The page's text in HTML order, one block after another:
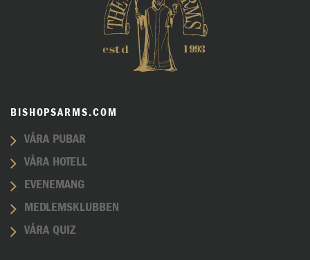
BISHOPSARMS.COM
VÅRA PUBAR
VÅRA HOTELL
EVENEMANG
MEDLEMSKLUBBEN
VÅRA QUIZ